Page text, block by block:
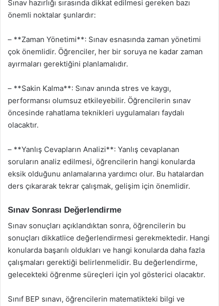
Sınav hazırlığı sırasında dikkat edilmesi gereken bazı
önemli noktalar şunlardır:
– **Zaman Yönetimi**: Sınav esnasında zaman yönetimi
çok önemlidir. Öğrenciler, her bir soruya ne kadar zaman
ayırmaları gerektiğini planlamalıdır.
– **Sakin Kalma**: Sınav anında stres ve kaygı,
performansı olumsuz etkileyebilir. Öğrencilerin sınav
öncesinde rahatlama teknikleri uygulamaları faydalı
olacaktır.
– **Yanlış Cevapların Analizi**: Yanlış cevaplanan
soruların analiz edilmesi, öğrencilerin hangi konularda
eksik olduğunu anlamalarına yardımcı olur. Bu hatalardan
ders çıkararak tekrar çalışmak, gelişim için önemlidir.
Sınav Sonrası Değerlendirme
Sınav sonuçları açıklandıktan sonra, öğrencilerin bu
sonuçları dikkatlice değerlendirmesi gerekmektedir. Hangi
konularda başarılı oldukları ve hangi konularda daha fazla
çalışmaları gerektiği belirlenmelidir. Bu değerlendirme,
gelecekteki öğrenme süreçleri için yol gösterici olacaktır.
Sınıf BEP sınavı, öğrencilerin matematikteki bilgi ve